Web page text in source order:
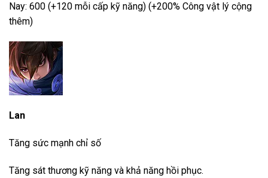
Nay: 600 (+120 mỗi cấp kỹ năng) (+200% Công vật lý cộng
thêm)
Lan
Tăng sức mạnh chỉ số
Tăng sát thương kỹ năng và khả năng hồi phục.